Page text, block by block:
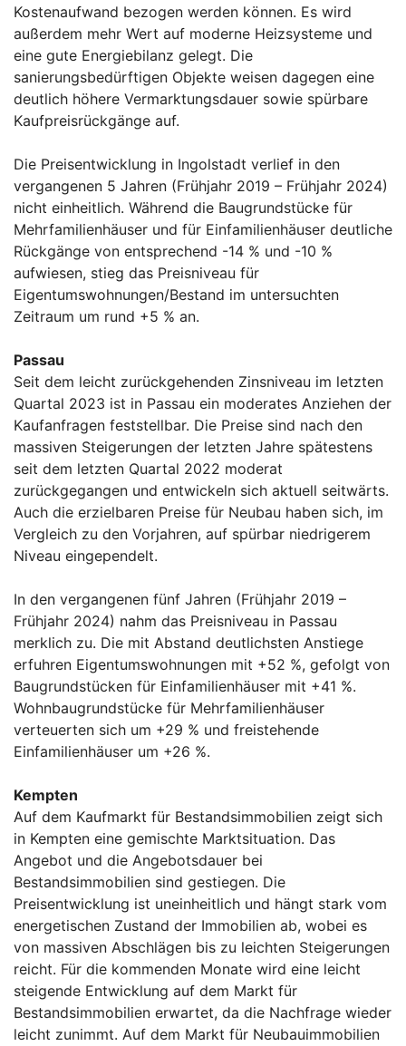
Kostenaufwand bezogen werden können. Es wird
außerdem mehr Wert auf moderne Heizsysteme und
eine gute Energiebilanz gelegt. Die
sanierungsbedürftigen Objekte weisen dagegen eine
deutlich höhere Vermarktungsdauer sowie spürbare
Kaufpreisrückgänge auf.
Die Preisentwicklung in Ingolstadt verlief in den
vergangenen 5 Jahren (Frühjahr 2019 – Frühjahr 2024)
nicht einheitlich. Während die Baugrundstücke für
Mehrfamilienhäuser und für Einfamilienhäuser deutliche
Rückgänge von entsprechend -14 % und -10 %
aufwiesen, stieg das Preisniveau für
Eigentumswohnungen/Bestand im untersuchten
Zeitraum um rund +5 % an.
Passau
Seit dem leicht zurückgehenden Zinsniveau im letzten
Quartal 2023 ist in Passau ein moderates Anziehen der
Kaufanfragen feststellbar. Die Preise sind nach den
massiven Steigerungen der letzten Jahre spätestens
seit dem letzten Quartal 2022 moderat
zurückgegangen und entwickeln sich aktuell seitwärts.
Auch die erzielbaren Preise für Neubau haben sich, im
Vergleich zu den Vorjahren, auf spürbar niedrigerem
Niveau eingependelt.
In den vergangenen fünf Jahren (Frühjahr 2019 –
Frühjahr 2024) nahm das Preisniveau in Passau
merklich zu. Die mit Abstand deutlichsten Anstiege
erfuhren Eigentumswohnungen mit +52 %, gefolgt von
Baugrundstücken für Einfamilienhäuser mit +41 %.
Wohnbaugrundstücke für Mehrfamilienhäuser
verteuerten sich um +29 % und freistehende
Einfamilienhäuser um +26 %.
Kempten
Auf dem Kaufmarkt für Bestandsimmobilien zeigt sich
in Kempten eine gemischte Marktsituation. Das
Angebot und die Angebotsdauer bei
Bestandsimmobilien sind gestiegen. Die
Preisentwicklung ist uneinheitlich und hängt stark vom
energetischen Zustand der Immobilien ab, wobei es
von massiven Abschlägen bis zu leichten Steigerungen
reicht. Für die kommenden Monate wird eine leicht
steigende Entwicklung auf dem Markt für
Bestandsimmobilien erwartet, da die Nachfrage wieder
leicht zunimmt. Auf dem Markt für Neubauimmobilien